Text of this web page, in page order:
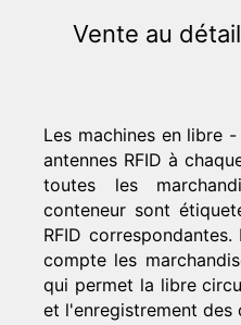
Vente au
Les machines en libre
antennes RFID à
toutes les
conteneur sont
RFID
compte les
qui permet la libre
et l'enregistrement des